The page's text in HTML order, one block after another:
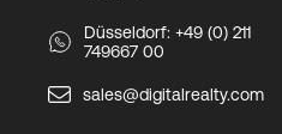
Düsseldorf: +49 (0) 211
749667 00
sales@digitalrealty.com